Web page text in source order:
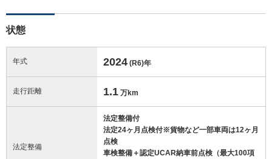
状態
年式 2024 (R6)年
走行距離 1.1 万km
法定整備
法定整備付
法定24ヶ月点検付※貨物など一部車両は12ヶ月
点検
車検整備＋認定UCAR納車前点検（最大100項